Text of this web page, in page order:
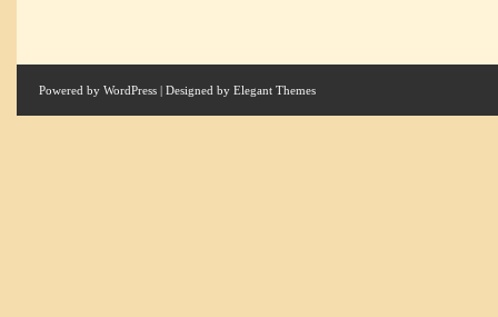
Powered by WordPress | Designed by Elegant Themes